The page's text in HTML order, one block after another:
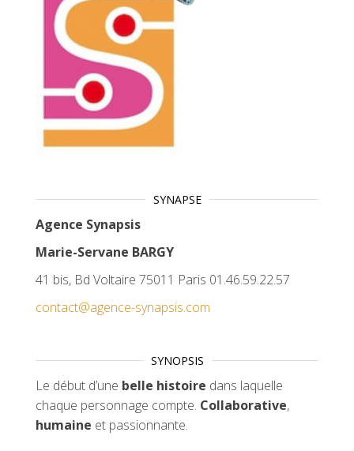
SYNAPSE
Agence Synapsis
Marie-Servane BARGY
41 bis, Bd Voltaire 75011 Paris 01.46.59.22.57
contact@agence-synapsis.com
SYNOPSIS
Le début d’une belle histoire dans laquelle
chaque personnage compte. Collaborative,
humaine et passionnante.